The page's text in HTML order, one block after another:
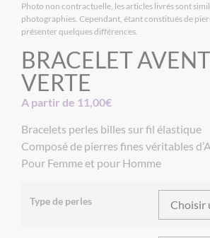
Photo non contractuelle, les articles livrés sont
photographies. Cependant, étant constitués de
présenter quelques différences.
BRACELET
VERTE
A partir de 11,00€
Bracelets perles billes sur fil élastique
Composé de pierres fines véritables
Pour Femme et pour Homme
Type de perles